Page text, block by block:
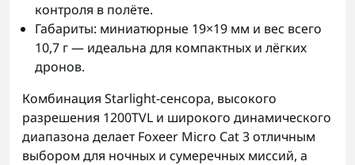
контроля в полёте.
Габариты: миниатюрные 19×19 мм и вес всего
10,7 г — идеальна для компактных и лёгких
дронов.
Комбинация Starlight-сенсора, высокого
разрешения 1200TVL и широкого динамического
диапазона делает Foxeer Micro Cat 3 отличным
выбором для ночных и сумеречных миссий, а